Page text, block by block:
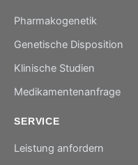
Pharmakogenetik
Genetische Disposition
Klinische Studien
Medikamentenanfrage
SERVICE
Leistung anfordern